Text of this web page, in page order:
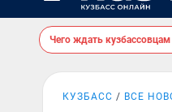
Чего ждать
КУЗБАСС ВСЕ